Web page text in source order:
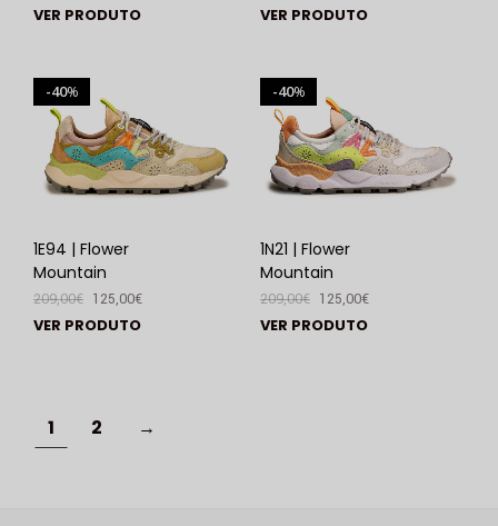
VER PRODUTO VER PRODUTO
%
40
1E94 | Flower
Mountain
209,00€ 125,00€
VER PRODUTO
%
40
1N21 | Flower
Mountain
209,00€ 125,00€
VER PRODUTO
1 2 →